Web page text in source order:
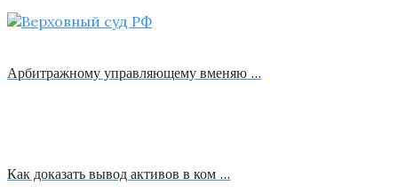
Арбитражному управляющему вменяю …
Как доказать вывод активов в ком …